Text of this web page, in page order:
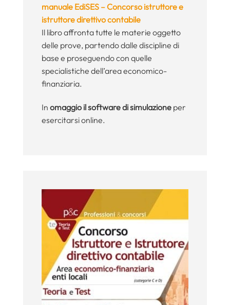
manuale EdiSES – Concorso istruttore e
istruttore direttivo contabile
Il libro affronta tutte le materie oggetto
delle prove, partendo dalle discipline di
base e proseguendo con quelle
specialistiche dell’area economico-
finanziaria.
In omaggio il software di simulazioneper
esercitarsi online.